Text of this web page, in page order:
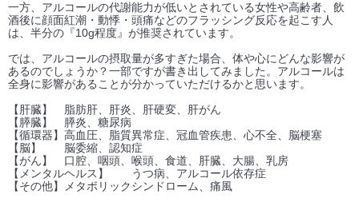
一方、アルコールの代謝能力が低いとされている女性や高齢者、飲
酒後に顔面紅潮・動悸・頭痛などのフラッシング反応を起こす人
は、半分の『10g程度』が推奨されています。
では、アルコールの摂取量が多すぎた場合、体や心にどんな影響が
あるのでしょうか？一部ですが書き出してみました。アルコールは
全身に影響があることが分かっていただけるかと思います。
【肝臓】 脂肪肝、肝炎、肝硬変、肝がん
【膵臓】 膵炎、糖尿病
【循環器】高血圧、脂質異常症、冠血管疾患、心不全、脳梗塞
【脳】 脳委縮、認知症
【がん】 口腔、咽頭、喉頭、食道、肝臓、大腸、乳房
【メンタルヘルス】 うつ病、アルコール依存症
【その他】メタボリックシンドローム、痛風